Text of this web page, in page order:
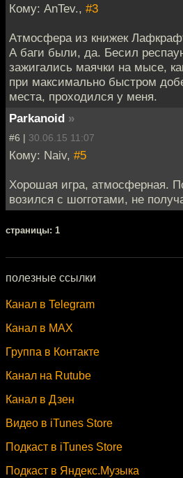
Кому: AnTev., #3
Атмосфера из книжек
А баги были, да. Бесил
зажигались маячки на мысе,
при максимально быстром
места, проходился у меня.
Parkanoid »
#6 | 30.06.15 11:07
Кому: Naiv, #5
Хорошая игра, атмосферная.
возился с шогготами, не
cтраницы: 1
полезные ссылки
Канал в Telegram
Канал в MAX
Группа в Контакте
Канал на Rutube
Канал в Дзен
Видео в iTunes Store
Подкаст в iTunes Store
Подкаст в Яндекс.Музыка